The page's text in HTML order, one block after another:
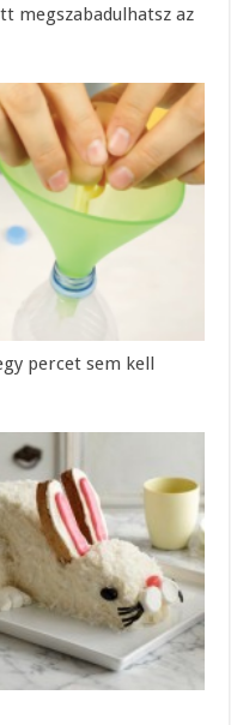
megszabadulhatsz az
percet sem kell